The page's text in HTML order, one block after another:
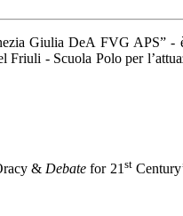
Giulia DeA FVG APS” -
- Scuola Polo per
&Debatefor 21st